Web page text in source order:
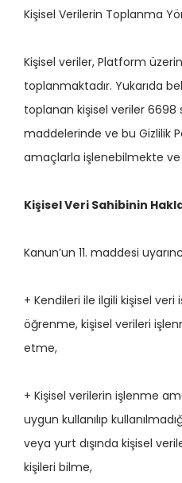
Kişisel Verilerin Toplanma
Kişisel veriler, Platform
toplanmaktadır. Yukarıda
toplanan kişisel veriler 6698
maddelerinde ve bu Gizlilik
amaçlarla işlenebilmekte ve
Kişisel Veri Sahibinin
Kanun’un 11. maddesi
+ Kendileri ile ilgili kişisel
öğrenme, kişisel verileri
etme,
+ Kişisel verilerin işlenme
uygun kullanılıp
veya yurt dışında kişisel
kişileri bilme,